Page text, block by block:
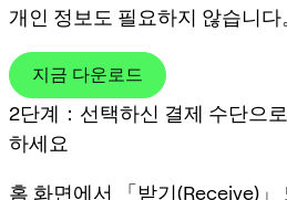
개인 정보도 필요하지 않습니다
지금 다운로드
2단계：선택하신 결제 수단으
하세요
홈 화면에서 「받기(Receive)